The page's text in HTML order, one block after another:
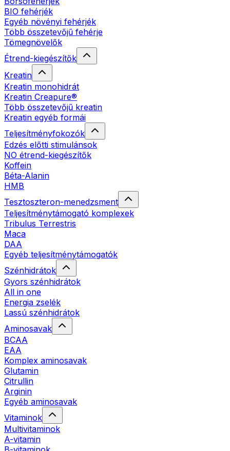
BIO fehérjék
Egyéb növényi fehérjék
Több összetevőjű fehérje
Tömegnövelők
Étrend-kiegészítők
Kreatin
Kreatin monohidrát
Kreatin Creapure®
Több összetevőjű kreatin
Kreatin egyéb formái
Teljesítményfokozók
Edzés előtti stimulánsok
NO étrend-kiegészítők
Koffein
Béta-Alanin
HMB
Tesztoszteron-menedzsment
Teljesítménytámogató komplexek
Tribulus Terrestris
Maca
DAA
Egyéb teljesítménytámogatók
Szénhidrátok
Gyors szénhidrátok
All in one
Energia zselék
Lassú szénhidrátok
Aminosavak
BCAA
EAA
Komplex aminosavak
Glutamin
Citrullin
Arginin
Egyéb aminosavak
Vitaminok
Multivitaminok
A-vitamin